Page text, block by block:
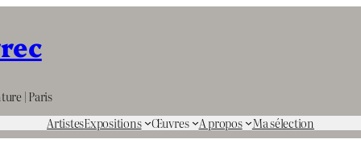
| Paris
ArtistesExpositions Œuvres A propos Ma sélection